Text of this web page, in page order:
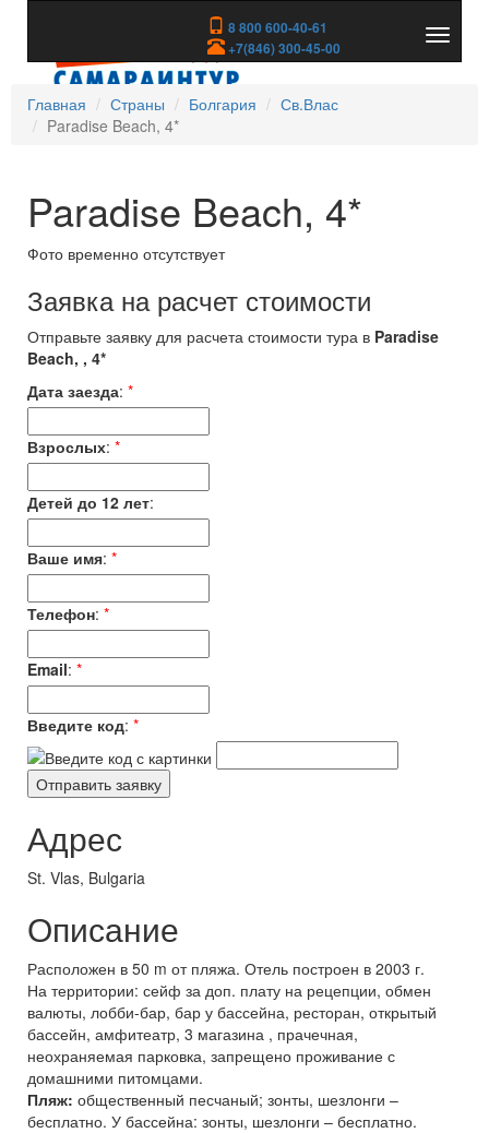
8 800 600-40-61
+7(846) 300-45-00
скрыть
Главная
Страны Болгария
Св.Влас
Paradise Beach, 4*
Paradise Beach, 4*
Фото временно отсутствует
Заявка на расчет стоимости
Отправьте заявку для расчета стоимости тура в Paradise
Beach, , 4*
Дата заезда: *
Взрослых: *
Детей до 12 лет:
Ваше имя: *
Телефон: *
Email: *
Введите код: *
Адрес
St. Vlas, Bulgaria
Описание
Расположен в 50 m от пляжа. Отель построен в 2003 г.
На территории: сейф за доп. плату на рецепции, обмен
валюты, лобби-бар, бар у бассейна, ресторан, открытый
бассейн, амфитеатр, 3 магазина , прачечная,
неохраняемая парковка, запрещено проживание с
домашними питомцами.
Пляж: общественный песчаный; зонты, шезлонги –
бесплатно. У бассейна: зонты, шезлонги – бесплатно.